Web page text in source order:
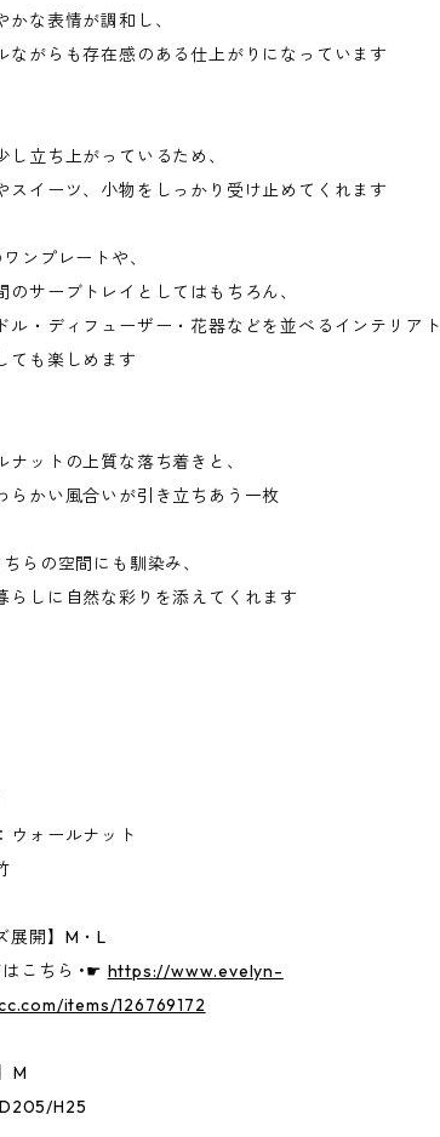
かな表情が調和し、
ながらも存在感のある仕上がりになっています
し立ち上がっているため、
スイーツ、小物をしっかり受け止めてくれます
ンプレートや、
のサーブトレイとしてはもちろん、
ル・ディフューザー・花器などを並べるインテリアト
ても楽しめます
ナットの上質な落ち着きと、
らかい風合いが引き立ちあう一枚
らの空間にも馴染み、
らしに自然な彩りを添えてくれます
ウォールナット
展開】M・L
こちら •☛ https://www.evelyn-
items/126769172
M
H25